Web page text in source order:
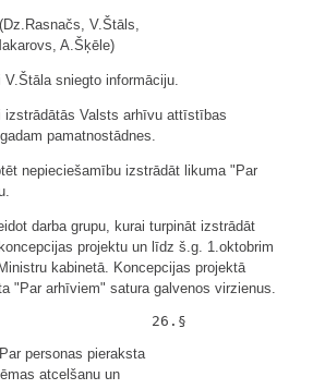
(Dz.Rasnačs, V.Štāls,
A.Šķēle)
sniegto informāciju.
izstrādātās Valsts arhīvu attīstības
pamatnostādnes.
nepieciešamību izstrādāt likuma "Par
darba grupu, kurai turpināt izstrādāt
projektu un līdz š.g. 1.oktobrim
kabinetā. Koncepcijas projektā
"Par arhīviem" satura galvenos virzienus.
Par personas pieraksta
atcelšanu un